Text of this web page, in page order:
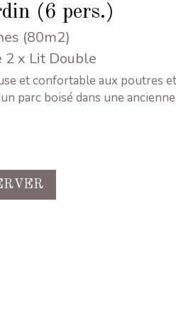
(6 pers.)
(80m2)
2 x Lit Double
et confortable aux poutres
parc boisé dans une